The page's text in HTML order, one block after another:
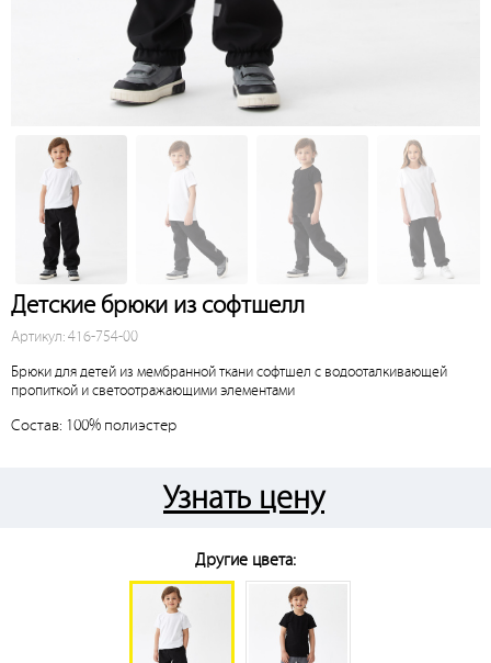
Детские брюки из софтшелл
Артикул: 416-754-00
Брюки для детей из мембранной ткани софтшел с водооталкивающей
пропиткой и светоотражающими элементами
Состав: 100% полиэстер
Узнать цену
Другие цвета: